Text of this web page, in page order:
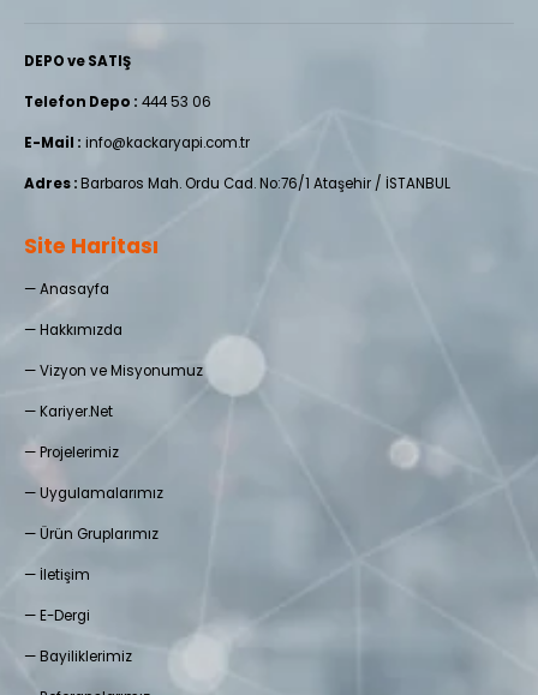
DEPO ve SATIŞ
Telefon Depo : 444 53 06
E-Mail : info@kackaryapi.com.tr
Adres :Barbaros Mah. Ordu Cad. No:76/1 Ataşehir / İSTANBUL
Site Haritası
—Anasayfa
—Hakkımızda
—Vizyon ve Misyonumuz
—Kariyer.Net
—Projelerimiz
—Uygulamalarımız
—Ürün Gruplarımız
— İletişim
—E-Dergi
— Bayiliklerimiz